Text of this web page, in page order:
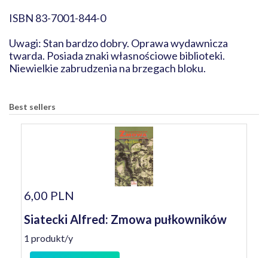
ISBN 83-7001-844-0
Uwagi: Stan bardzo dobry. Oprawa wydawnicza
twarda. Posiada znaki własnościowe biblioteki.
Niewielkie zabrudzenia na brzegach bloku.
Best sellers
6,00 PLN
Siatecki Alfred: Zmowa pułkowników
1 produkt/y